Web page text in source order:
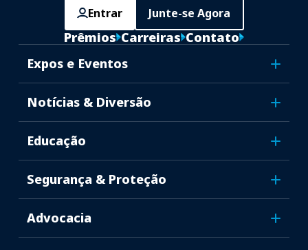
Entrar Junte-se Agora
Prêmios Carreiras Contato
Expos e Eventos
Notícias & Diversão
Educação
Segurança & Proteção
Advocacia